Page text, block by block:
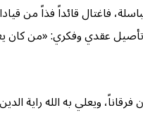
فاغتال قائداً فذاً من
عقدي وفكري: «من كان
ويعلي به الله راية